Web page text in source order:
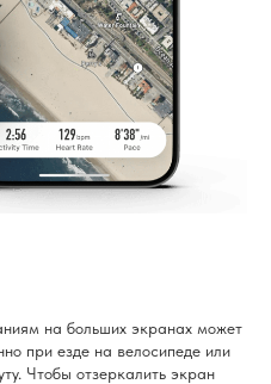
на больших экранах может
при езде на велосипеде или
Чтобы отзеркалить экран